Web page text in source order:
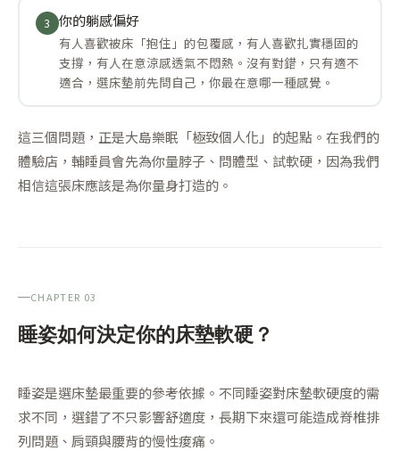
3 你的躺感偏好
有人喜歡被床「抱住」的包覆感，有人喜歡扎實穩固的
支撐，有人在意涼感透氣不悶熱。沒有對錯，只有適不
適合，選床墊前先問自己，你最在意哪一種感覺。
這三個問題，正是大島樂眠「極致個人化」的起點。在我們的
體驗店，輔睡員會先為你量脖子、問體型、試軟硬，因為我們
相信這張床應該是為你量身打造的。
CHAPTER 03
睡姿如何決定你的床墊軟硬？
睡姿是選床墊最重要的參考依據。不同睡姿對床墊軟硬度的需
求不同，選錯了不只影響舒適度，長期下來還可能造成脊椎排
列問題、肩頸與腰背的慢性痠痛。